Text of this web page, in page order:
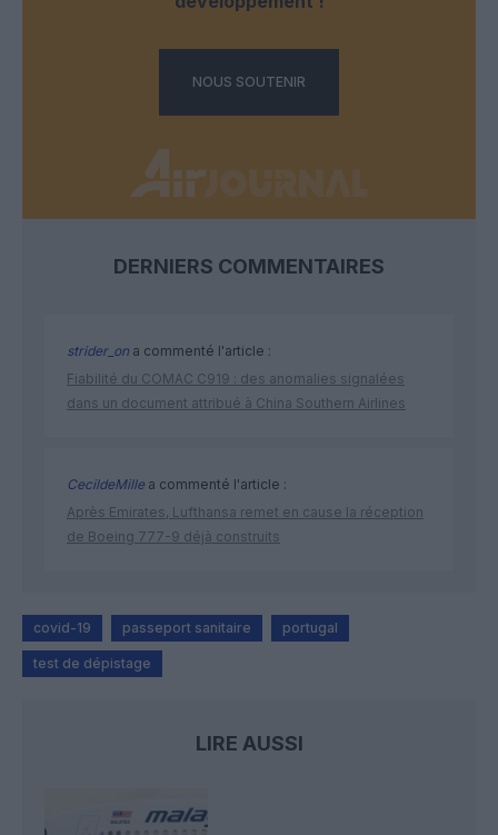
NOUS SOUTENIR
DERNIERS COMMENTAIRES
strider_on a commenté l'article :
Fiabilité du COMAC C919 : des anomalies signalées
dans un document attribué à China Southern Airlines
CecildeMillea commenté l'article :
Après Emirates, Lufthansa remet en cause la réception
de Boeing 777-9 déjà construits
covid-19 passeport sanitaire portugal
test de dépistage
LIRE AUSSI